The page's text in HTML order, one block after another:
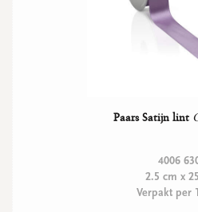
Paars Satijn lint
4006
2.5 cm x
Verpakt per